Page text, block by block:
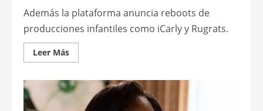
Además la plataforma anuncia reboots de
producciones infantiles como iCarly y Rugrats.
Leer MásLeer
más
Abril
en
Paramount+: